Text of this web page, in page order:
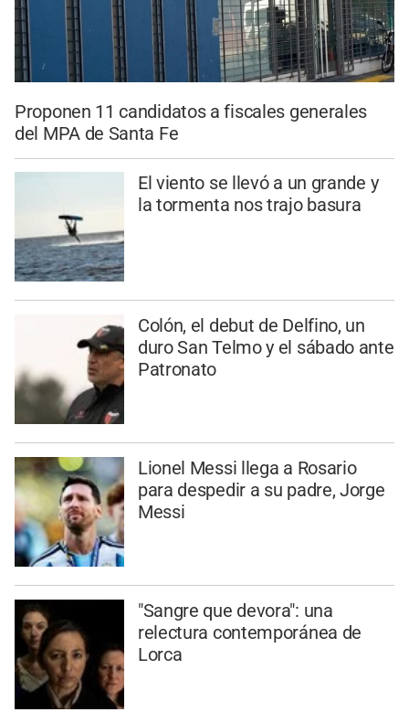
Proponen 11 candidatos a fiscales generales
del MPA de Santa Fe
El viento se llevó a un grande y
la tormenta nos trajo basura
Colón, el debut de Delfino, un
duro San Telmo y el sábado ante
Patronato
Lionel Messi llega a Rosario
para despedir a su padre, Jorge
Messi
"Sangre que devora": una
relectura contemporánea de
Lorca